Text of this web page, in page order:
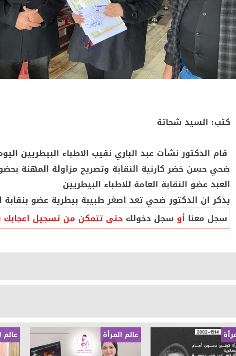
كتب: السيد شحاتة
قام الدكتور نشأت عبد الباري نقيب الاطباء البيطريين
ضحي حسن خضر كارنية النقابة وتصريح مزاولة المهنة
العبد عضو النقابة العامة للاطباء البيطريين
يذكر ان الدكتور ضحي تعد اصغر طبيبة بيطرية عضو بنقابة
سجل معنا أو سجل دخولك حتى تتمكن من تسجيل اعجابك
عالم المرأة عالم